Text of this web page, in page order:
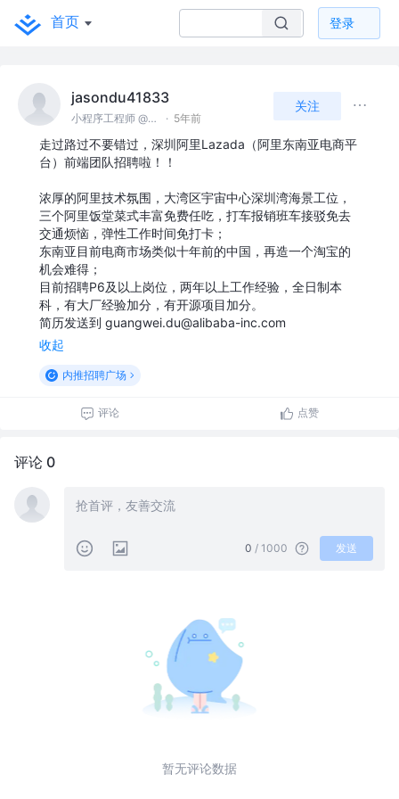
首页 登录
jasondu41833
小程序工程师 @阿里巴巴 · 5年前
关注
走过路过不要错过，深圳阿里Lazada（阿里东南亚电商平
台）前端团队招聘啦！！
浓厚的阿里技术氛围，大湾区宇宙中心深圳湾海景工位，
三个阿里饭堂菜式丰富免费任吃，打车报销班车接驳免去
交通烦恼，弹性工作时间免打卡；
东南亚目前电商市场类似十年前的中国，再造一个淘宝的
机会难得；
目前招聘P6及以上岗位，两年以上工作经验，全日制本
科，有大厂经验加分，有开源项目加分。
简历发送到 guangwei.du@alibaba-inc.com
收起
内推招聘广场
评论 点赞
评论 0
0 / 1000 发送
暂无评论数据